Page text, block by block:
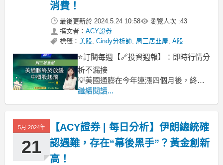
消費！
最後更新於 2024.5.24 10:58 瀏覽人次 :43
撰文者： ACY證券
標籤： 美股, Cindy分析師, 周三居韭屋, A股
⭐訂閱每週【🔗投資週報】：即時行情分
析不漏接
💡美國通膨在今年連漲四個月後，終於
見到放緩，美股大盤再創新高！
💡阿里巴巴AI營收倍速成長，但為何獲
利大減八成？
⏳精彩內容不錯過⏳
繼續閱讀...
5月 2024年
21
【ACY證券 | 每日分析】伊朗總統確
認遇難，存在“幕後黑手”？黃金創新
高！